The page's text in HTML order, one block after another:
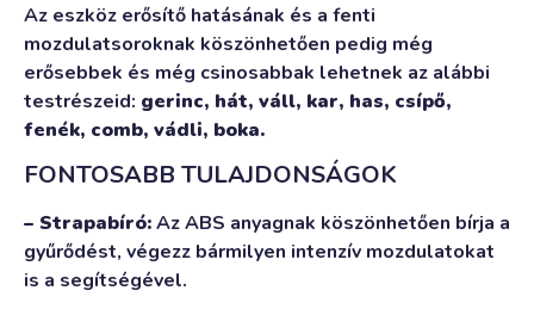
Az eszköz erősítő hatásának és a fenti
mozdulatsoroknak köszönhetően pedig még
erősebbek és még csinosabbak lehetnek az alábbi
testrészeid: gerinc, hát, váll, kar, has, csípő,
fenék, comb, vádli, boka.
FONTOSABB TULAJDONSÁGOK
– Strapabíró:Az ABS anyagnak köszönhetően bírja a
gyűrődést, végezz bármilyen intenzív mozdulatokat
is a segítségével.